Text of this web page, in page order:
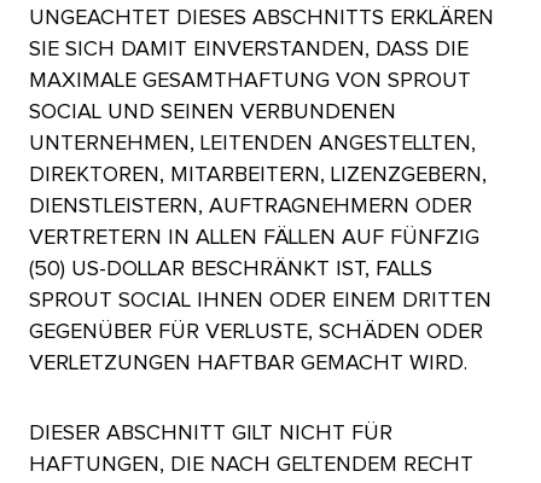
UNGEACHTET DIESES ABSCHNITTS ERKLÄREN
SIE SICH DAMIT EINVERSTANDEN, DASS DIE
MAXIMALE GESAMTHAFTUNG VON SPROUT
SOCIAL UND SEINEN VERBUNDENEN
UNTERNEHMEN, LEITENDEN ANGESTELLTEN,
DIREKTOREN, MITARBEITERN, LIZENZGEBERN,
DIENSTLEISTERN, AUFTRAGNEHMERN ODER
VERTRETERN IN ALLEN FÄLLEN AUF FÜNFZIG
(50) US-DOLLAR BESCHRÄNKT IST, FALLS
SPROUT SOCIAL IHNEN ODER EINEM DRITTEN
GEGENÜBER FÜR VERLUSTE, SCHÄDEN ODER
VERLETZUNGEN HAFTBAR GEMACHT WIRD.​​
DIESER ABSCHNITT GILT NICHT FÜR
HAFTUNGEN, DIE NACH GELTENDEM RECHT